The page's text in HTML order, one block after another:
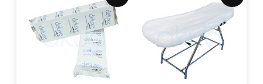
original
era:
7,99 €.
actual
es:
6,49 €.
original
era:
actual
1,20 €.